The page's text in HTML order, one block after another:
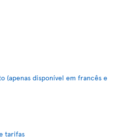
(apenas disponível em francês e
tarifas